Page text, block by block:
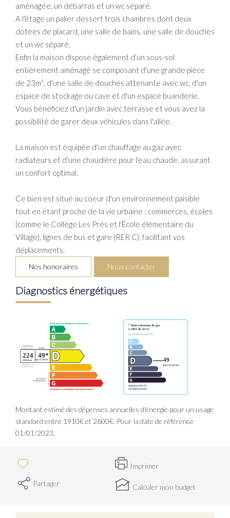
aménagée, un débarras et un wc séparé.
A l'étage un palier dessert trois chambres dont deux
dotées de placard, une salle de bains, une salle de douches
et un wc séparé.
Enfin la maison dispose également d'un sous-sol
entièrement aménagé se composant d'une grande pièce
de 23m², d'une salle de douches attenante avec wc, d'un
espace de stockage ou cave et d'un espace buanderie.
Vous bénéficiez d'un jardin avec terrasse et vous avez la
possibilité de garer deux véhicules dans l'allée.
La maison est équipée d'un chauffage au gaz avec
radiateurs et d'une chaudière pour l'eau chaude, assurant
un confort optimal.
Ce bien est situé au coeur d'un environnement paisible
tout en étant proche de la vie urbaine : commerces, écoles
(comme le Collège Les Prés et l'École élémentaire du
Village), lignes de bus et gare (RER C), facilitant vos
déplacements.
Nos honoraires Nous contacter
Diagnostics énergétiques
Montant estimé des dépenses annuelles d'énergie pour un usage
standard entre 1910€ et 2600€. Pour la date de référence
01/01/2023.
Imprimer
Partager
Calculer mon budget